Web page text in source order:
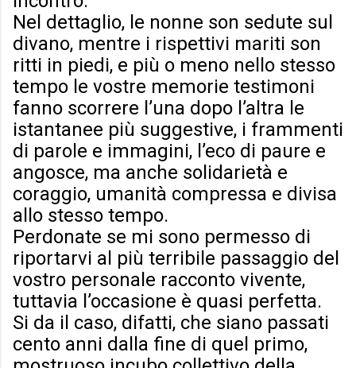
Nel dettaglio, le nonne son sedute sul
divano, mentre i rispettivi mariti son
ritti in piedi, e più o meno nello stesso
tempo le vostre memorie testimoni
fanno scorrere l’una dopo l’altra le
istantanee più suggestive, i frammenti
di parole e immagini, l’eco di paure e
angosce, ma anche solidarietà e
coraggio, umanità compressa e divisa
allo stesso tempo.
Perdonate se mi sono permesso di
riportarvi al più terribile passaggio del
vostro personale racconto vivente,
tuttavia l’occasione è quasi perfetta.
Si da il caso, difatti, che siano passati
cento anni dalla fine di quel primo,